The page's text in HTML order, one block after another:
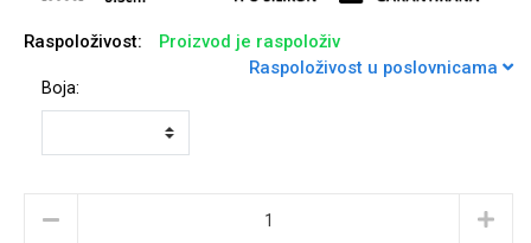
Raspoloživost:
Proizvod je raspoloživ
Raspoloživost u poslovnicama
Boja:
Takeoff